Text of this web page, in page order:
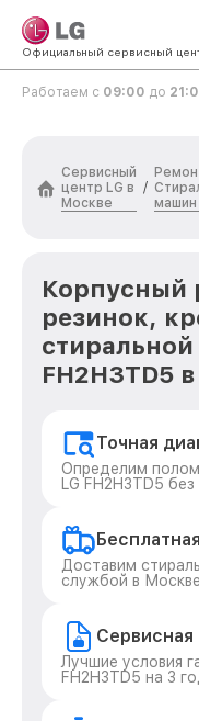
Официальный сервисный
Работаем с 09:00 до
Сервисный
центр LG в
Москве
/
машин
Корпусный
резинок,
FH2H3TD5
Точная
Определим
LG FH2H3TD5
Доставим
службой в
Сервисная
Лучшие условия
FH2H3TD5 на 3